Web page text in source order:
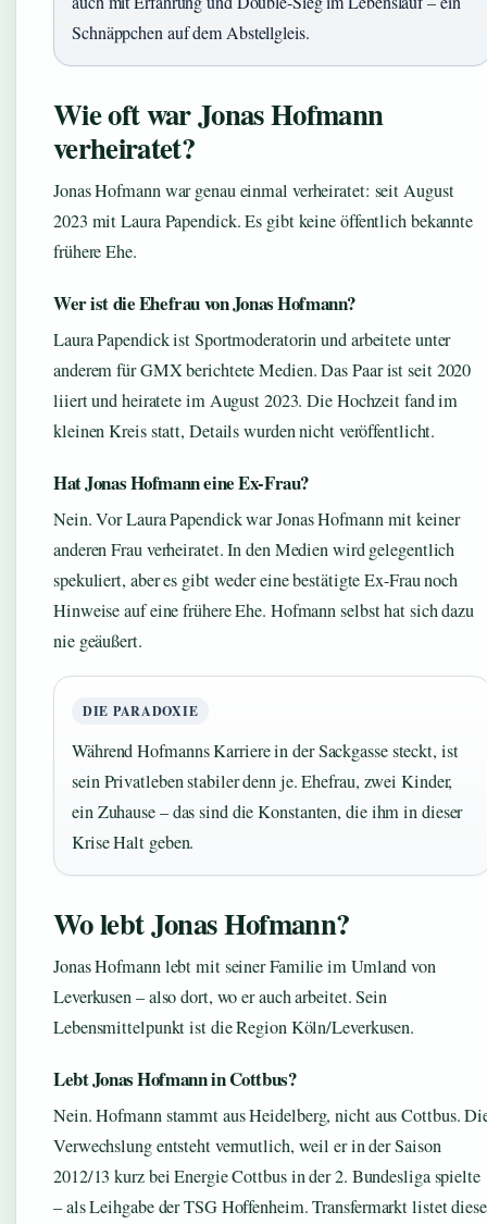
Schnäppchen auf dem Abstellgleis.
Wie oft war Jonas Hofmann
verheiratet?
Jonas Hofmann war genau einmal verheiratet: seit August
2023 mit Laura Papendick. Es gibt keine öffentlich bekannte
frühere Ehe.
Wer ist die Ehefrau von Jonas Hofmann?
Laura Papendick ist Sportmoderatorin und arbeitete unter
anderem für GMX berichtete Medien. Das Paar ist seit 2020
liiert und heiratete im August 2023. Die Hochzeit fand im
kleinen Kreis statt, Details wurden nicht veröffentlicht.
Hat Jonas Hofmann eine Ex-Frau?
Nein. Vor Laura Papendick war Jonas Hofmann mit keiner
anderen Frau verheiratet. In den Medien wird gelegentlich
spekuliert, aber es gibt weder eine bestätigte Ex-Frau noch
Hinweise auf eine frühere Ehe. Hofmann selbst hat sich dazu
nie geäußert.
DIE PARADOXIE
Während Hofmanns Karriere in der Sackgasse steckt, ist
sein Privatleben stabiler denn je. Ehefrau, zwei Kinder,
ein Zuhause – das sind die Konstanten, die ihm in dieser
Krise Halt geben.
Wo lebt Jonas Hofmann?
Jonas Hofmann lebt mit seiner Familie im Umland von
Leverkusen – also dort, wo er auch arbeitet. Sein
Lebensmittelpunkt ist die Region Köln/Leverkusen.
Lebt Jonas Hofmann in Cottbus?
Nein. Hofmann stammt aus Heidelberg, nicht aus Cottbus.
Verwechslung entsteht vermutlich, weil er in der Saison
2012/13 kurz bei Energie Cottbus in der 2. Bundesliga spielte
– als Leihgabe der TSG Hoffenheim. Transfermarkt listet diese